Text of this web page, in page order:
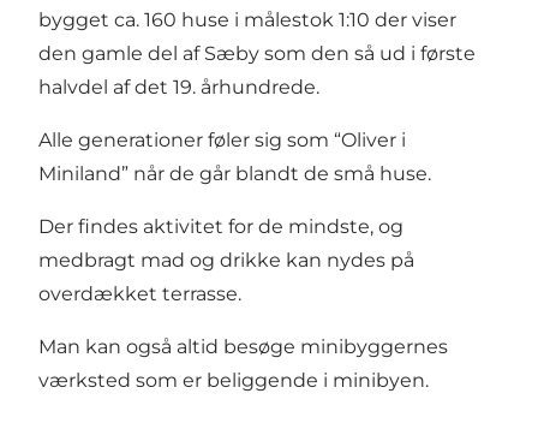
bygget ca. 160 huse i målestok 1:10 der viser
den gamle del af Sæby som den så ud i første
halvdel af det 19. århundrede.
Alle generationer føler sig som “Oliver i
Miniland” når de går blandt de små huse.
Der findes aktivitet for de mindste, og
medbragt mad og drikke kan nydes på
overdækket terrasse.
Man kan også altid besøge minibyggernes
værksted som er beliggende i minibyen.